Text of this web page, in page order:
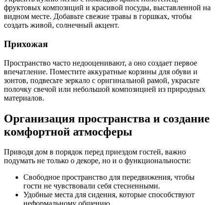
фруктовых композиций и красивой посуды, выставленной на
видном месте. Добавьте свежие травы в горшках, чтобы
создать живой, солнечный акцент.
Прихожая
Пространство часто недооценивают, а оно создает первое
впечатление. Поместите аккуратные корзины для обуви и
зонтов, подвесьте зеркало с оригинальной рамой, украсьте
полочку свечой или небольшой композицией из природных
материалов.
Организация пространства и создание
комфортной атмосферы
Приводя дом в порядок перед приездом гостей, важно
подумать не только о декоре, но и о функциональности:
Свободное пространство для передвижения, чтобы
гости не чувствовали себя стесненными.
Удобные места для сидения, которые способствуют